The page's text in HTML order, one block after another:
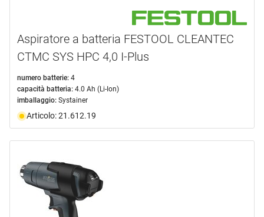
Aspiratore a batteria FESTOOL CLEANTEC
CTMC SYS HPC 4,0 I-Plus
numero batterie: 4
capacità batteria: 4.0 Ah (Li-Ion)
imballaggio: Systainer
Articolo: 21.612.19